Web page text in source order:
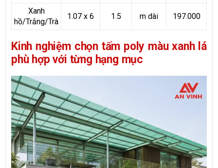
Xanh
hồ/Trắng/Trà
1.07 x 6 1.5 m dài 197.000
Kinh nghiệm chọn tấm poly màu xanh lá
phù hợp với từng hạng mục